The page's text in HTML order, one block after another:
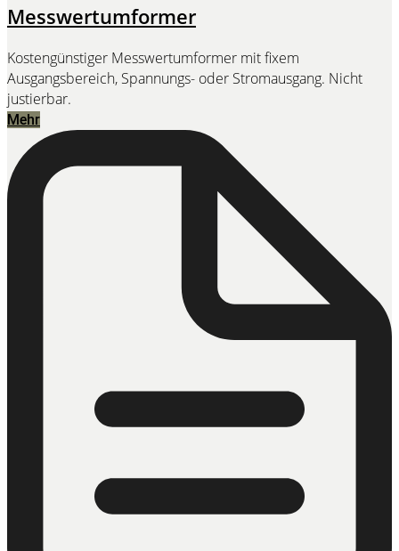
Messwertumformer
Kostengünstiger Messwertumformer mit fixem
Ausgangsbereich, Spannungs- oder Stromausgang. Nicht
justierbar.
Mehr